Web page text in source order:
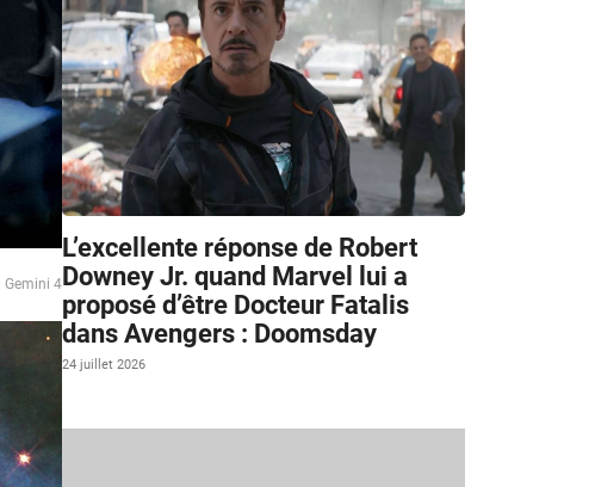
Gemini 4
L’excellente réponse de Robert
Downey Jr. quand Marvel lui a
proposé d’être Docteur Fatalis
dans Avengers : Doomsday
24 juillet 2026